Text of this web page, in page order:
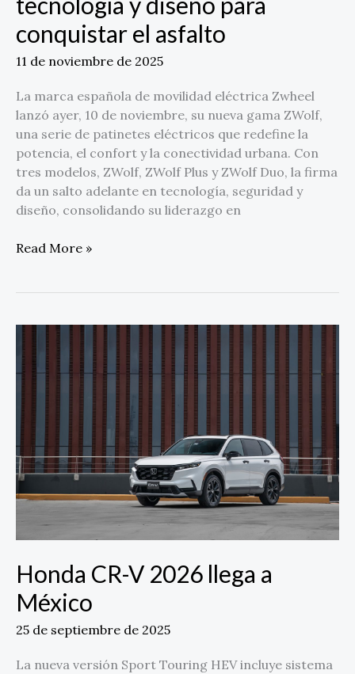
conquistar el asfalto
11 de noviembre de 2025
La marca española de movilidad eléctrica Zwheel
lanzó ayer, 10 de noviembre, su nueva gama ZWolf,
una serie de patinetes eléctricos que redefine la
potencia, el confort y la conectividad urbana. Con
tres modelos, ZWolf, ZWolf Plus y ZWolf Duo, la firma
da un salto adelante en tecnología, seguridad y
diseño, consolidando su liderazgo en
Read More »
Honda CR-V 2026 llega a
México
25 de septiembre de 2025
La nueva versión Sport Touring HEV incluye sistema
V
México